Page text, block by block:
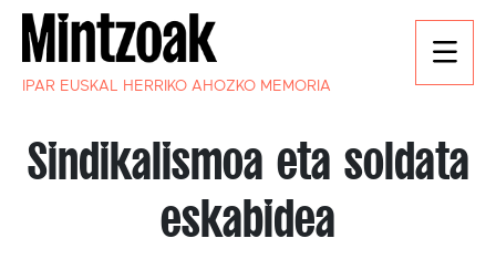
IPAR EUSKAL HERRIKO AHOZKO MEMORIA
Sindikalismoa eta soldata
eskabidea